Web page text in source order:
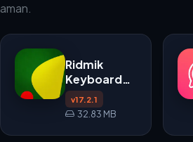
aman.
Ridmik
Keyboard
APK v17.2.1
v17.2.1
32.83 MB